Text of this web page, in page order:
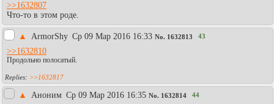
>>1632807
Что-то в этом роде.
▲ АrmоrShy Ср 09 Мар 2016 16:33 No. 1632813 43
>>1632810
Продольно полосатый.
>>1632817
▲ Аноним Ср 09 Мар 2016 16:35 No. 1632814 44